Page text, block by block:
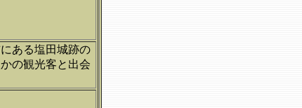
ある塩田城跡の
の観光客と出会